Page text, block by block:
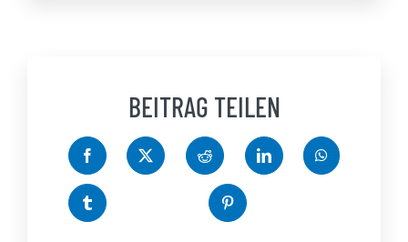
BEITRAG TEILEN